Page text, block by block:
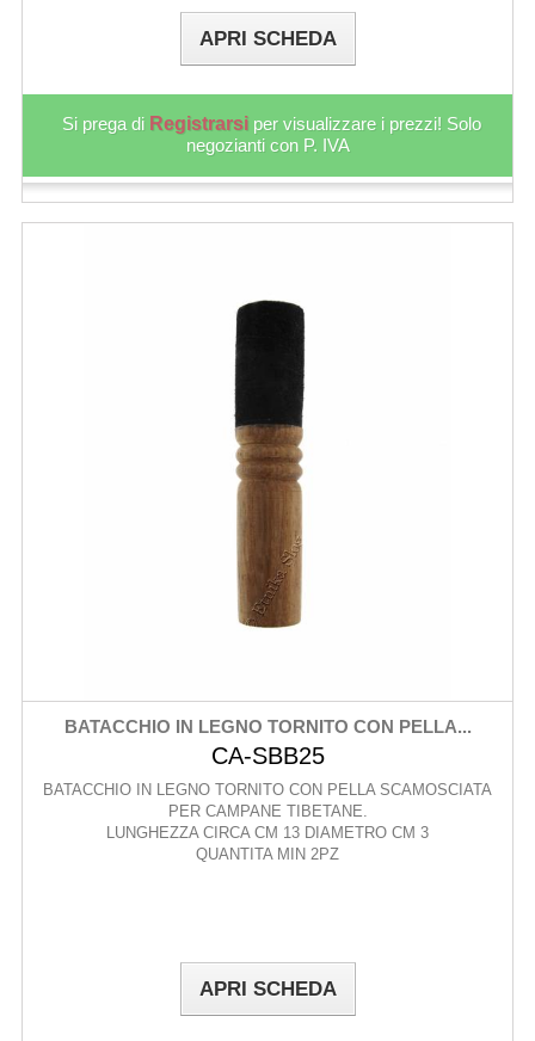
APRI SCHEDA
Si prega di Registrarsi per visualizzare i prezzi! Solo
negozianti con P. IVA
BATACCHIO IN LEGNO TORNITO CON PELLA...
CA-SBB25
BATACCHIO IN LEGNO TORNITO CON PELLA SCAMOSCIATA
PER CAMPANE TIBETANE.
LUNGHEZZA CIRCA CM 13 DIAMETRO CM 3
QUANTITA MIN 2PZ
APRI SCHEDA